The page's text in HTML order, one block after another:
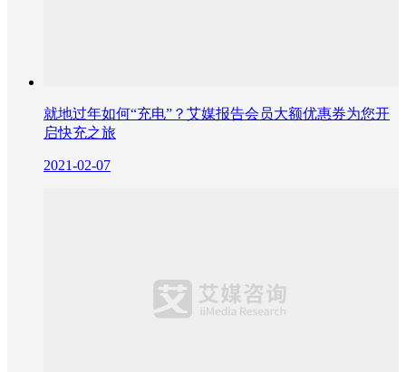
就地过年如何“充电”？艾媒报告会员大额优惠券为您开
启快充之旅
2021-02-07